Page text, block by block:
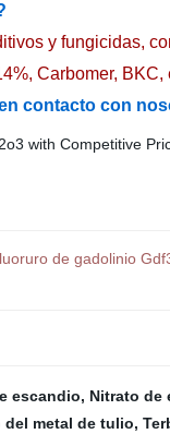
y fungicidas,
Carbomer, BKC,
contacto con
de gadolinio
escandio, Nitrato de
del metal de tulio,